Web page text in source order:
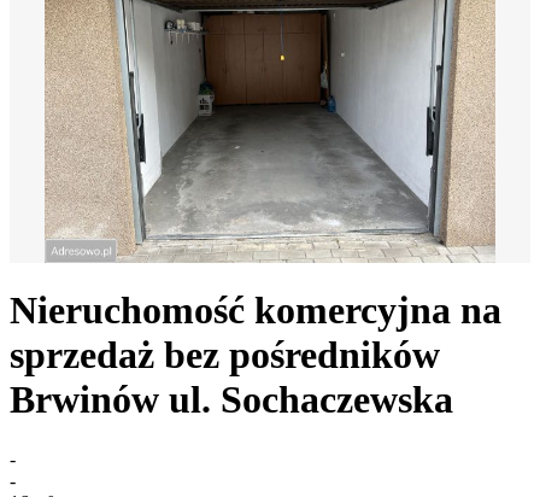
Nieruchomość komercyjna na
sprzedaż bez pośredników
Brwinów ul. Sochaczewska
-
-